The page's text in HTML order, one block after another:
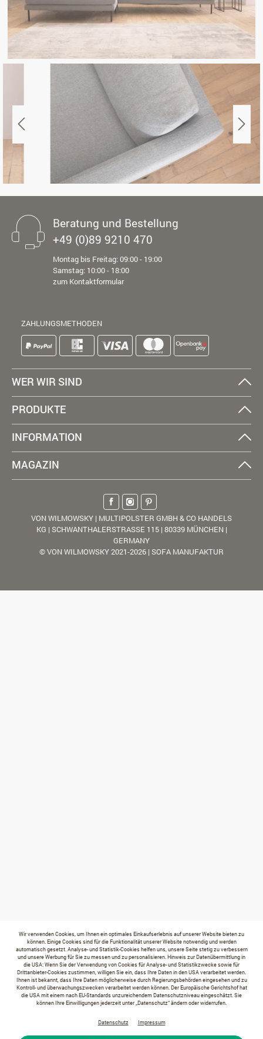
Beratung und Bestellung
+49 (0)89 9210 470
Montag bis Freitag: 09:00 - 19:00
Samstag: 10:00 - 18:00
zum Kontaktformular
ZAHLUNGSMETHODEN
WER WIR SIND
PRODUKTE
INFORMATION
MAGAZIN
VON WILMOWSKY | MULTIPOLSTER GMBH & CO HANDELS
KG | SCHWANTHALERSTRASSE 115 | 80339 MÜNCHEN |
GERMANY
© VON WILMOWSKY 2021-2026 | SOFA MANUFAKTUR
Wir verwenden Cookies, um Ihnen ein optimales Einkaufserlebnis auf unserer Website bieten zu
können. Einige Cookies sind für die Funktionalität unserer Website notwendig und werden
automatisch gesetzt. Analyse- und Statistik-Cookies helfen uns, unsere Seite stetig zu verbessern
und unsere Werbung für Sie zu messen und zu personalisieren. Hinweis zur Datenübermittlung in
die USA: Wenn Sie der Verwendung von Cookies für Analyse- und Statistikzwecke sowie für
Drittanbieter-Cookies zustimmen, willigen Sie ein, dass Ihre Daten in den USA verarbeitet werden.
Ihnen ist bekannt, dass Ihre Daten möglicherweise durch Regierungsbehörden eingesehen und zu
Kontroll- und überwachungszwecken verarbeitet werden können. Der Europäische Gerichtshof hat
die USA mit einem nach EU-Standards unzureichendem Datenschutzniveau eingeschätzt. Sie
können Ihre Einwilligungen jederzeit unter „Datenschutz“ ändern oder widerrufen.
Datenschutz Impressum